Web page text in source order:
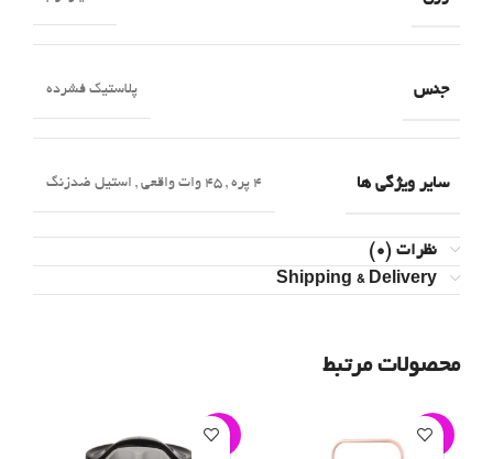
جنس پلاستیک فشرده
سایر ویژگی ها 4 پره , 45 وات واقعی , استیل ضدزنگ
نظرات (0)
Shipping & Delivery
محصولات مرتبط
-3%
-6%